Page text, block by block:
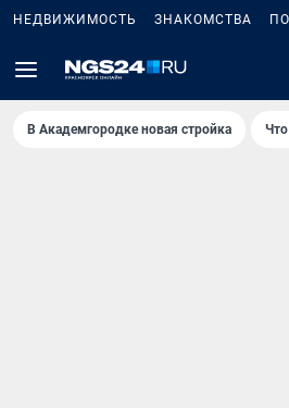
НЕДВИЖИМОСТЬ ЗНАКОМСТВА
В Академгородке новая стройка